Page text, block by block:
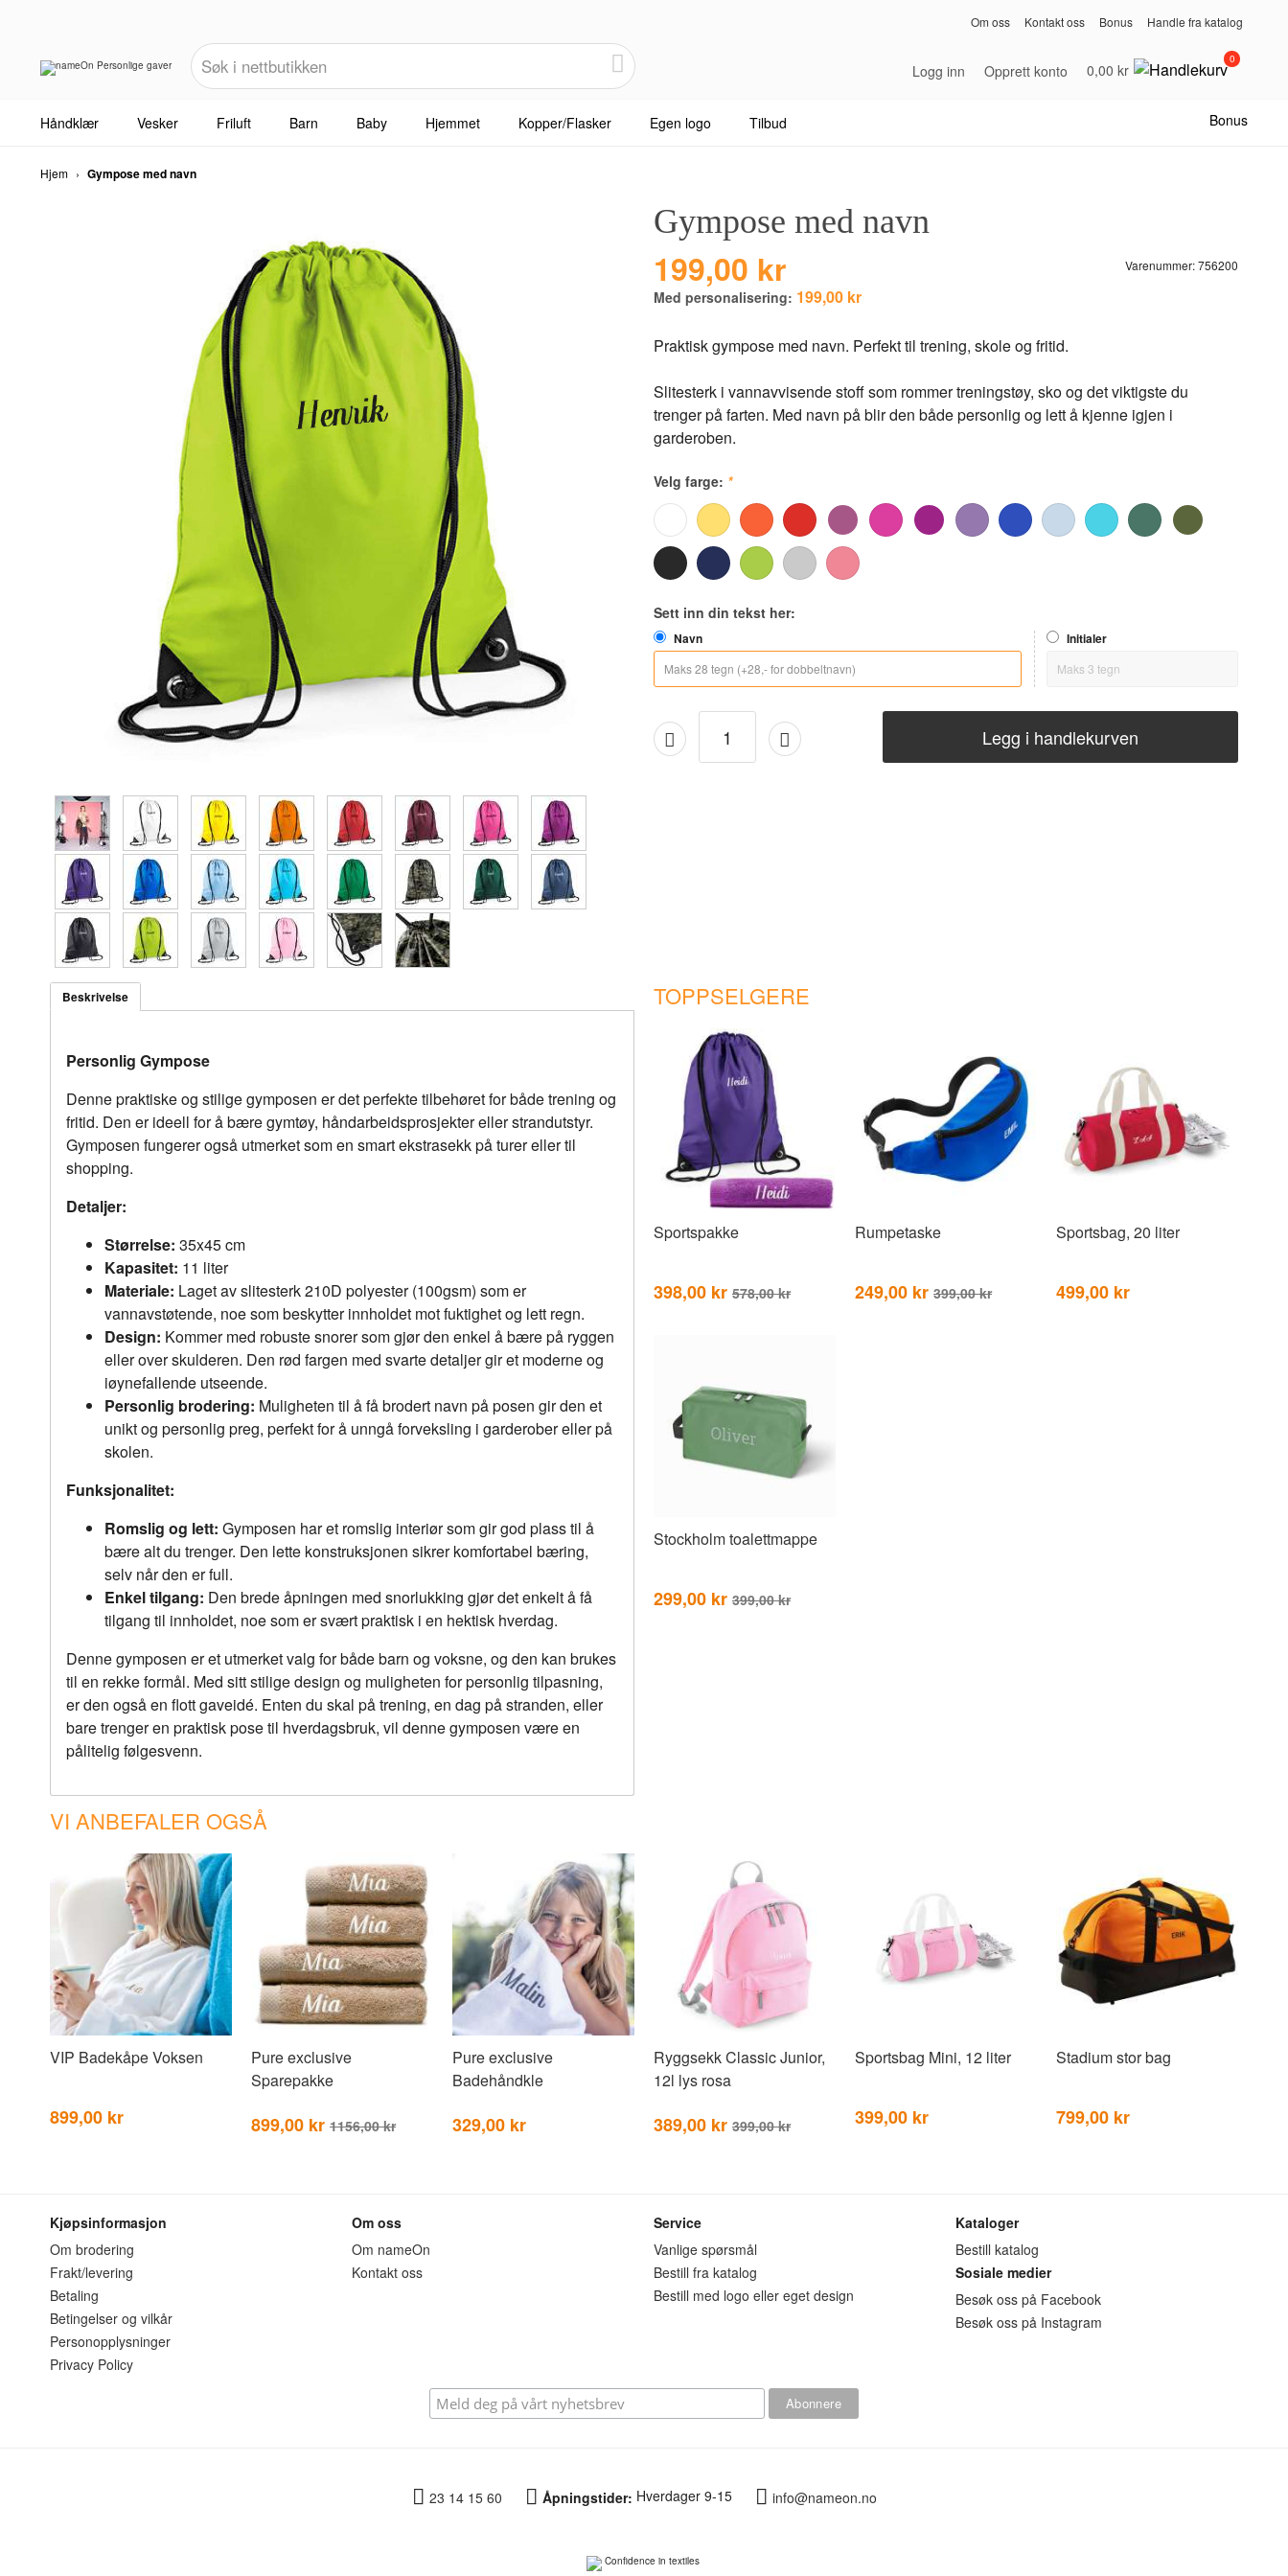
Om oss Kontakt oss Bonus Handle fra katalog
Logg inn Opprett konto 0,00 kr
0
Håndklær Vesker Friluft Barn Baby Hjemmet Kopper/Flasker Egen logo Tilbud Bonus
Hjem › Gympose med navn
Gympose med navn
199,00 kr
Med personalisering: 199,00 kr
Varenummer:756200
Praktisk gympose med navn. Perfekt til trening, skole og fritid.
Slitesterk i vannavvisende stoff som rommer treningstøy, sko og det viktigste du
trenger på farten. Med navn på blir den både personlig og lett å kjenne igjen i
garderoben.
Velg farge: *
Sett inn din tekst her:
Navn Initialer
Legg i handlekurven
Beskrivelse
Personlig Gympose
Denne praktiske og stilige gymposen er det perfekte tilbehøret for både trening og
fritid. Den er ideell for å bære gymtøy, håndarbeidsprosjekter eller strandutstyr.
Gymposen fungerer også utmerket som en smart ekstrasekk på turer eller til
shopping.
Detaljer:
Størrelse: 35x45 cm
Kapasitet: 11 liter
Materiale: Laget av slitesterk 210D polyester (100gsm) som er
vannavstøtende, noe som beskytter innholdet mot fuktighet og lett regn.
Design: Kommer med robuste snorer som gjør den enkel å bære på ryggen
eller over skulderen. Den rød fargen med svarte detaljer gir et moderne og
iøynefallende utseende.
Personlig brodering: Muligheten til å få brodert navn på posen gir den et
unikt og personlig preg, perfekt for å unngå forveksling i garderober eller på
skolen.
Funksjonalitet:
Romslig og lett: Gymposen har et romslig interiør som gir god plass til å
bære alt du trenger. Den lette konstruksjonen sikrer komfortabel bæring,
selv når den er full.
Enkel tilgang: Den brede åpningen med snorlukking gjør det enkelt å få
tilgang til innholdet, noe som er svært praktisk i en hektisk hverdag.
Denne gymposen er et utmerket valg for både barn og voksne, og den kan brukes
til en rekke formål. Med sitt stilige design og muligheten for personlig tilpasning,
er den også en flott gaveidé. Enten du skal på trening, en dag på stranden, eller
bare trenger en praktisk pose til hverdagsbruk, vil denne gymposen være en
pålitelig følgesvenn.
TOPPSELGERE
Sportspakke
398,00 kr 578,00 kr
Rumpetaske
249,00 kr 399,00 kr
Sportsbag, 20 liter
499,00 kr
Stockholm toalettmappe
299,00 kr 399,00 kr
VI ANBEFALER OGSÅ
VIP Badekåpe Voksen
899,00 kr
Pure exclusive
Sparepakke
899,00 kr 1156,00 kr
Pure exclusive
Badehåndkle
329,00 kr
Ryggsekk Classic Junior,
12l lys rosa
389,00 kr 399,00 kr
Sportsbag Mini, 12 liter
399,00 kr
Stadium stor bag
799,00 kr
Kjøpsinformasjon
Om brodering
Frakt/levering
Betaling
Betingelser og vilkår
Personopplysninger
Privacy Policy
Om oss
Om nameOn
Kontakt oss
Service
Vanlige spørsmål
Bestill fra katalog
Bestill med logo eller eget design
Kataloger
Bestill katalog
Sosiale medier
Besøk oss på Facebook
Besøk oss på Instagram
23 14 15 60 Åpningstider: Hverdager 9-15 info@nameon.no